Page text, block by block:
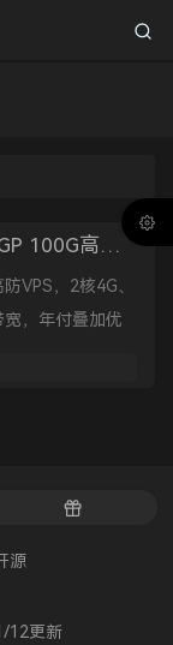
雨云 浙江绍兴BGP 100G高防VPS，2核4G 100兆 仅需77元/月
VPS，2核4G、
，年付叠加优
随
源
12更新